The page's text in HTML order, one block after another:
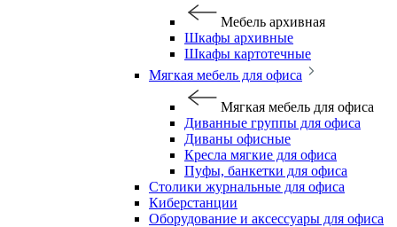
Мебель архивная
Шкафы архивные
Шкафы картотечные
Мягкая мебель для офиса
Мягкая мебель для офиса
Диванные группы для офиса
Диваны офисные
Кресла мягкие для офиса
Пуфы, банкетки для офиса
Столики журнальные для офиса
Киберстанции
Оборудование и аксессуары для офиса